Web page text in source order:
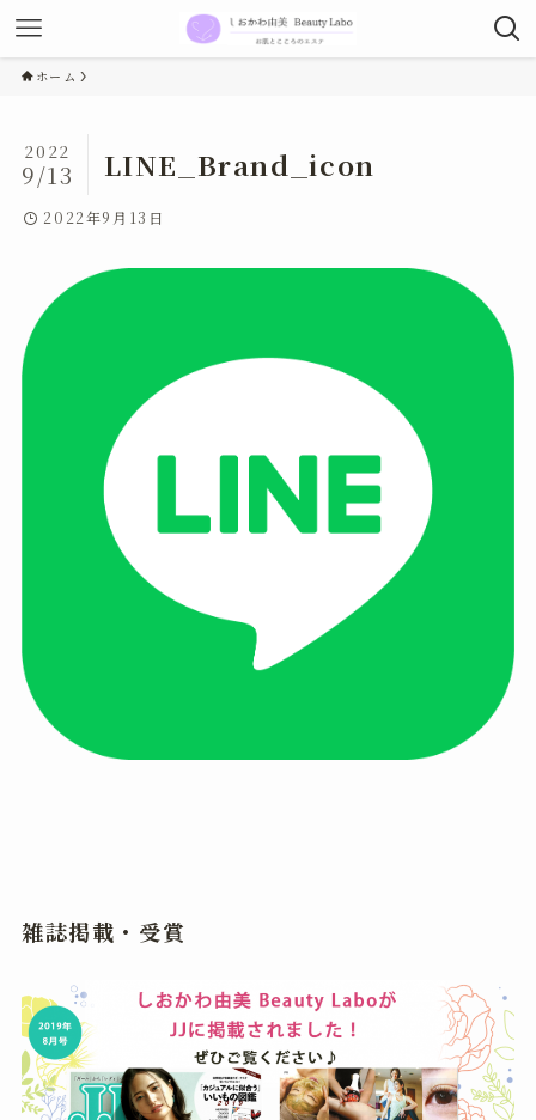
ホーム
LINE_Brand_icon
2022
9/13
2022年9月13日
雑誌掲載・受賞